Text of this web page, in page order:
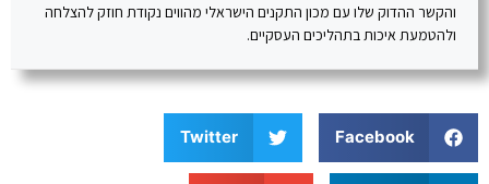
והקשר ההדוק שלו עם מכון התקנים הישראלי מהווים נקודת חוזק להצלחה
ולהטמעת איכות בתהליכים העסקיים.
Facebook
Twitter